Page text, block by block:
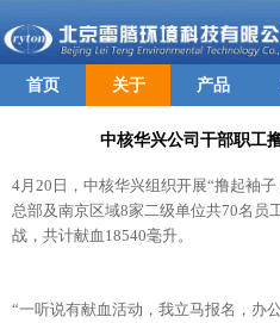
首页 关于 产品
中核华兴公司干部职工
4月20日，中核华兴组织开展“撸起袖
总部及南京区域8家二级单位共70名员
战，共计献血18540毫升。
“一听说有献血活动，我立马报名，办